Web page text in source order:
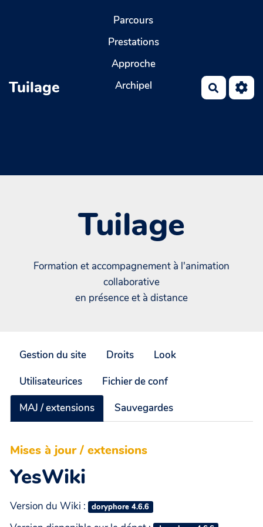
Aller au contenu principal
Tuilage
Parcours
Prestations
Approche
Archipel
Tuilage
Formation et accompagnement à l'animation
collaborative
en présence et à distance
Gestion du site Droits
Look
Utilisateurices
Fichier de conf
MAJ / extensions
Sauvegardes
Mises à jour / extensions
YesWiki
Version du Wiki : doryphore 4.6.6